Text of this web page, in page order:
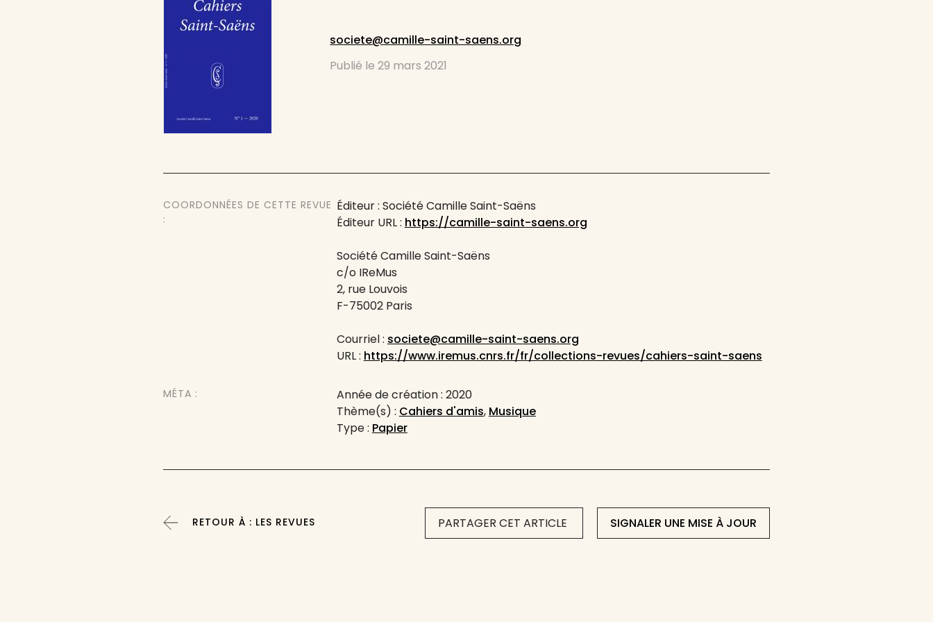
societe@camille-saint-saens.org
Publié le29 mars 2021
COORDONNÉES DE CETTE REVUE
:
Éditeur : Société Camille Saint-Saëns
Éditeur URL : https://camille-saint-saens.org
Société Camille Saint-Saëns
c/o IReMus
2, rue Louvois
F-75002 Paris
Courriel : societe@camille-saint-saens.org
URL : https://www.iremus.cnrs.fr/fr/collections-revues/cahiers-saint-saens
MÉTA :
Année de création : 2020
Thème(s) : Cahiers d'amis, Musique
Type : Papier
PARTAGER CET ARTICLE SIGNALER UNE MISE À JOUR
RETOUR À : LES REVUES